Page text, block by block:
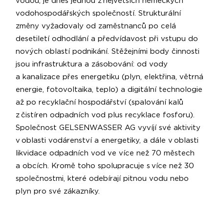
vodohospodářských společností. Strukturální
změny vyžadovaly od zaměstnanců po celá
desetiletí odhodlání a předvídavost při vstupu do
nových oblastí podnikání. Stěžejními body činnosti
jsou infrastruktura a zásobování: od vody
a kanalizace přes energetiku (plyn, elektřina, větrná
energie, fotovoltaika, teplo) a digitální technologie
až po recyklační hospodářství (spalování kalů
z čistíren odpadních vod plus recyklace fosforu).
Společnost GELSENWASSER AG vyvíjí své aktivity
v oblasti vodárenství a energetiky, a dále v oblasti
likvidace odpadních vod ve více než 70 městech
a obcích. Kromě toho spolupracuje s více než 30
společnostmi, které odebírají pitnou vodu nebo
plyn pro své zákazníky.